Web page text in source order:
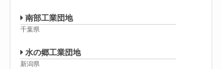
南部工業団地
千葉県
水の郷工業団地
新潟県